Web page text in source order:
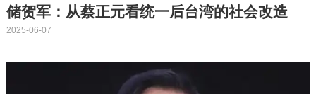
储贺军：从蔡正元看统一后台湾的社会改造
2025-06-07